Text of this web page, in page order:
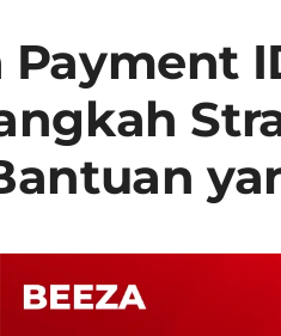
Payment